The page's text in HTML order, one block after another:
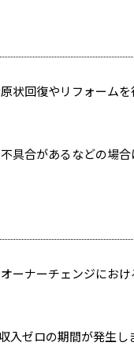
状回復やリフォーム
具合があるなどの場
ーナーチェンジにお
ゼロの期間が発生し